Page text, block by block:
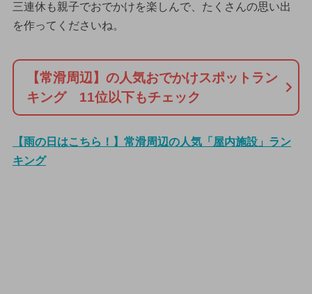
三連休も親子でおでかけを楽しんで、たくさんの思い出
を作ってくださいね。
【常滑周辺】の人気おでかけスポットラン
キング 11位以下もチェック
【雨の日はこちら！】常滑周辺の人気「屋内施設」ラン
キング